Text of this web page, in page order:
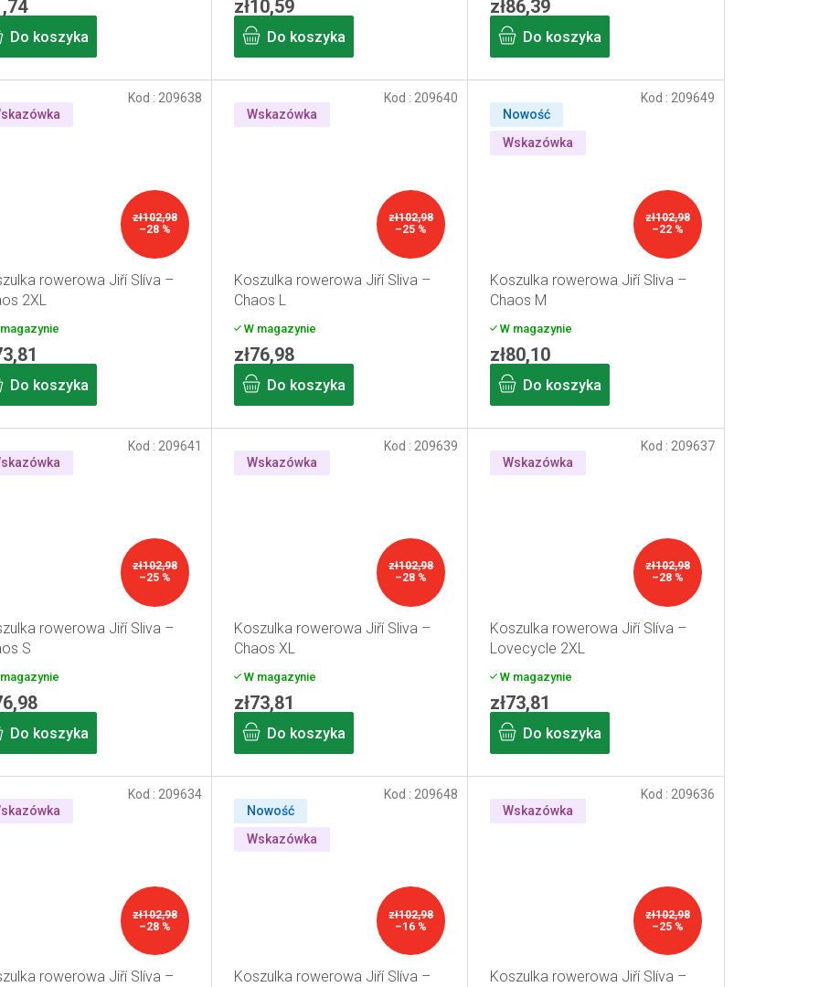
Do koszyka
zł10,59
Do koszyka
zł86,39
Do koszyka
zł102,98
–28 %
rowerowa Jiří Slíva –
2XL
Do koszyka
Kod : 209638
Wskazówka
zł102,98
–25 %
Koszulka rowerowa Jiří Sliva –
Chaos L
W magazynie
zł76,98
Do koszyka
Kod : 209640
Nowość
Wskazówka
zł102,98
–22 %
Koszulka rowerowa Jiří Sliva –
Chaos M
W magazynie
zł80,10
Do koszyka
Kod : 209649
zł102,98
–25 %
rowerowa Jiří Sliva –
S
Do koszyka
Kod : 209641
Wskazówka
zł102,98
–28 %
Koszulka rowerowa Jiří Sliva –
Chaos XL
W magazynie
zł73,81
Do koszyka
Kod : 209639
Wskazówka
zł102,98
–28 %
Koszulka rowerowa Jiří Slíva –
Lovecycle 2XL
W magazynie
zł73,81
Do koszyka
Kod : 209637
zł102,98
–28 %
rowerowa Jiří Slíva –
Kod : 209634
Nowość
Wskazówka
zł102,98
–16 %
Koszulka rowerowa Jiří Slíva –
Kod : 209648
Wskazówka
zł102,98
–25 %
Koszulka rowerowa Jiří Slíva –
Kod : 209636